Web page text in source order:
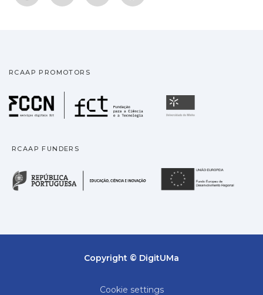
RCAAP PROMOTORS
Fundação para a
RCAAP FUNDERS
República Portuguesa
Copyright © DigitUMa
Cookie settings